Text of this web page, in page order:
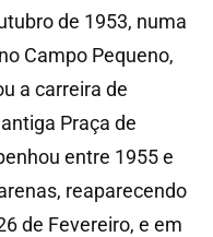
de 1953, numa
Campo Pequeno,
a carreira de
Praça de
entre 1955 e
reaparecendo
de Fevereiro, e em